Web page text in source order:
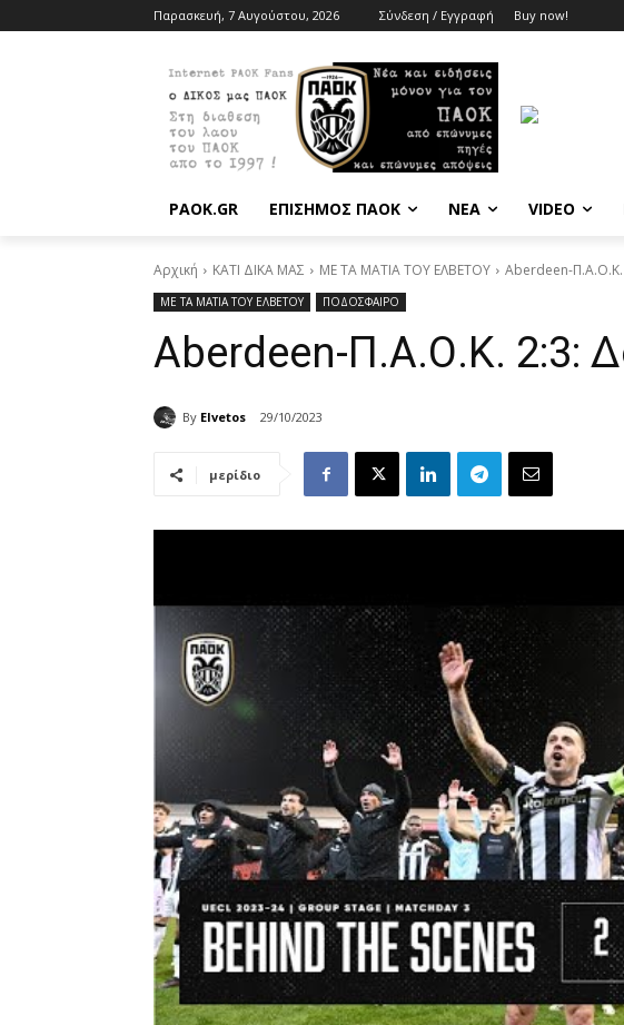
Παρασκευή, 7 Αυγούστου, 2026 Σύνδεση / Εγγραφή Buy now!
PAOK.GR ΕΠΙΣΗΜΟΣ ΠΑΟΚ ΝΕΑ VIDEO
Αρχική ΚΑΤΙ ΔΙΚΑ ΜΑΣ ΜΕ ΤΑ ΜΑΤΙΑ ΤΟΥ ΕΛΒΕΤΟΥ Aberdeen-Π.Α.Ο.Κ.
ΜΕ ΤΑ ΜΑΤΙΑ ΤΟΥ ΕΛΒΕΤΟΥ ΠΟΔΟΣΦΑΙΡΟ
Aberdeen-Π.Α.Ο.Κ. 2:3:
By Elvetos 29/10/2023
μερίδιο